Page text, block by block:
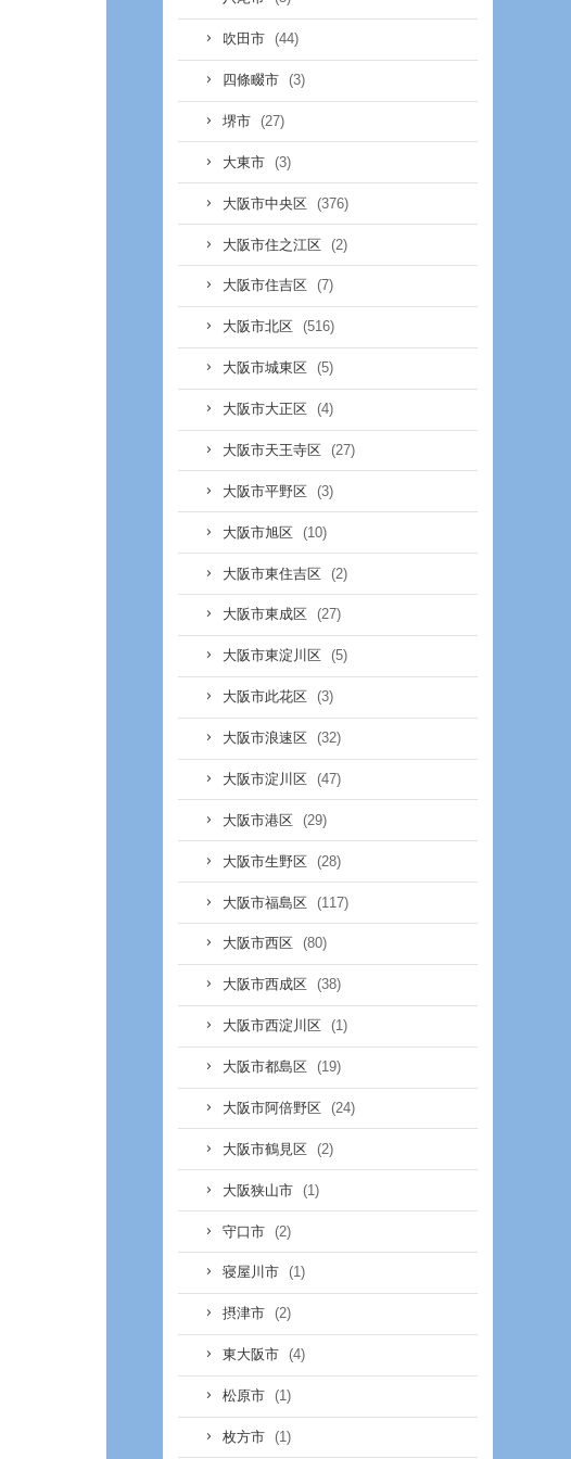
吹田市 (44)
四條畷市 (3)
堺市 (27)
大東市 (3)
大阪市中央区 (376)
大阪市住之江区 (2)
大阪市住吉区 (7)
大阪市北区 (516)
大阪市城東区 (5)
大阪市大正区 (4)
大阪市天王寺区 (27)
大阪市平野区 (3)
大阪市旭区 (10)
大阪市東住吉区 (2)
大阪市東成区 (27)
大阪市東淀川区 (5)
大阪市此花区 (3)
大阪市浪速区 (32)
大阪市淀川区 (47)
大阪市港区 (29)
大阪市生野区 (28)
大阪市福島区 (117)
大阪市西区 (80)
大阪市西成区 (38)
大阪市西淀川区 (1)
大阪市都島区 (19)
大阪市阿倍野区 (24)
大阪市鶴見区 (2)
大阪狭山市 (1)
守口市 (2)
寝屋川市 (1)
摂津市 (2)
東大阪市 (4)
松原市 (1)
枚方市 (1)